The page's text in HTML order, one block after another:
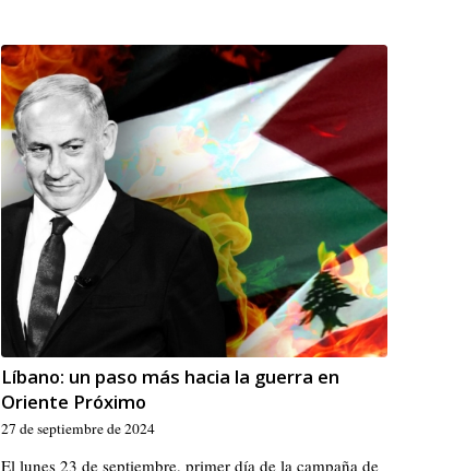
Líbano: un paso más hacia la guerra en
Oriente Próximo
27 de septiembre de 2024
El lunes 23 de septiembre, primer día de la campaña de